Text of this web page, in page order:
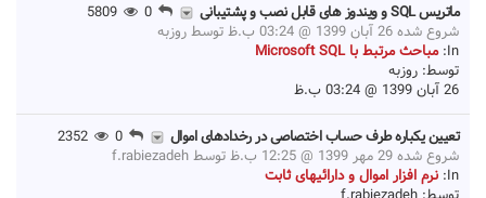
ماتریس SQL و ویندوز های قابل نصب و پشتیبانی
0
شروع شده 26 آبان 1399 @ 03:24 ب.ظ توسط
روزبه
In: مباحث مرتبط با Microsoft SQL
توسط: روزبه
26 آبان 1399 @ 03:24 ب.ظ
تعیین یکباره طرف حساب اختصاصی در رخدادهای اموال
0
شروع شده 29 مهر 1399 @ 12:25 ب.ظ توسط
f.rabiezadeh
In: نرم افزار اموال و دارائیهای ثابت